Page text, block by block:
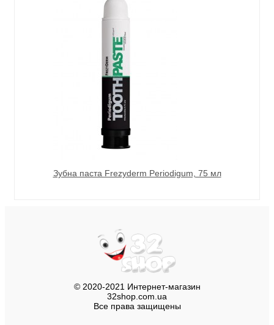
Зубна паста Frezyderm Periodigum, 75 мл
© 2020-2021 Интернет-магазин
32shop.com.ua
Все права защищены